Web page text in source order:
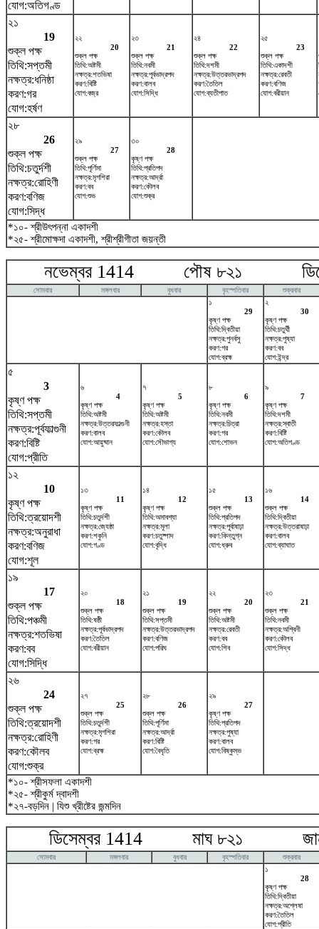
যোগ:অতিগণ্ড
২১
19
শুক্ল পক্ষ
তিথি:সপ্তমী
নক্ষত্র:ধনিষ্ঠা
করণ:গর
যোগ:হর্ষণ
২২
20
শুক্ল পক্ষ
তিথি:অষ্টমী
নক্ষত্র:শতভিষ‌া
করণ:বিষ্টি
যোগ:বজ্র
২৩
21
শুক্ল পক্ষ
তিথি:নবমী
নক্ষত্র:পূর্বভাদ্রপদ
করণ:বালব
যোগ:সিদ্ধি
২৪
22
শুক্ল পক্ষ
তিথি:দশমী
নক্ষত্র:উত্তরভাদ্রপদ
করণ:তৈতিল
যোগ:ব্যতীপাত
২৫
23
শুক্ল পক্ষ
তিথি:একাদশী
নক্ষত্র:রেবতী
করণ:বণিজ
যোগ:বরীয়ান
২৮
26
শুক্ল পক্ষ
তিথি:চতুর্দশী
নক্ষত্র:রোহিণী
করণ:বণিজ
যোগ:সিদ্ধ
২৯
27
শুক্ল পক্ষ
তিথি:পূর্ণিমা
নক্ষত্র:মৃগশিরা
করণ:বব
যোগ:শুভ
৩০
28
কৃষ্ণ পক্ষ
তিথি:প্রতিপদ
নক্ষত্র:আর্দ্রা
করণ:কৌলব
যোগ:শুক্র
*১০- শ্রীউৎপন্না একাদশী
*২৫- শ্রীমোক্ষদা একাদশী, শ্রীশ্রীগীতা জয়ন্তী
নভেম্বর 1414 পৌষ ৮২১
সোমবার মঙ্গলবার বুধবার বৃহস্পতিবার
শুক্রবার
১
29
কৃষ্ণ পক্ষ
তিথি:দ্বিতীয়া
নক্ষত্র:পুনর্বসু
করণ:গর
যোগ:ব্রহ্ম
২
30
কৃষ্ণ পক্ষ
তিথি:চতুর্থী
নক্ষত্র:পুষ্যা
করণ:বব
যোগ:ইন্দ্র
৫
3
কৃষ্ণ পক্ষ
তিথি:সপ্তমী
নক্ষত্র:পূর্বফাল্গুনী
করণ:বিষ্টি
যোগ:প্রীতি
৬
4
কৃষ্ণ পক্ষ
তিথি:অষ্টমী
নক্ষত্র:উত্তরফাল্গুনী
করণ:বালব
যোগ:আয়ুষ্মান
৭
5
কৃষ্ণ পক্ষ
তিথি:অষ্টমী
নক্ষত্র:হস্তা
করণ:কৌলব
যোগ:সৌভাগ্য
৮
6
কৃষ্ণ পক্ষ
তিথি:নবমী
নক্ষত্র:চিত্রা
করণ:গর
যোগ:শোভন
৯
7
কৃষ্ণ পক্ষ
তিথি:দশমী
নক্ষত্র:স্বাতী
করণ:বিষ্টি
যোগ:অতিগণ্ড
১২
10
কৃষ্ণ পক্ষ
তিথি:ত্রয়োদশী
নক্ষত্র:অনুরাধা
করণ:বণিজ
যোগ:শূল
১৩
11
কৃষ্ণ পক্ষ
তিথি:চতুর্দশী
নক্ষত্র:জ্যেষ্ঠা
করণ:শকুনি
যোগ:গণ্ড
১৪
12
কৃষ্ণ পক্ষ
তিথি:অমাবশ্যা
নক্ষত্র:মূলা
করণ:চতুষ্পাদ
যোগ:বৃদ্ধি
১৫
13
শুক্ল পক্ষ
তিথি:প্রতিপদ
নক্ষত্র:পূর্বাষাঢ়া
করণ:কিন্তুগ্ন
যোগ:ধ্রুব
১৬
14
শুক্ল পক্ষ
তিথি:দ্বিতীয়া
নক্ষত্র:উত্তরাষাঢ়া
করণ:বালব
যোগ:ব্যাঘাত
১৯
17
শুক্ল পক্ষ
তিথি:পঞ্চমী
নক্ষত্র:শতভিষ‌া
করণ:বব
যোগ:সিদ্ধি
২০
18
শুক্ল পক্ষ
তিথি:ষষ্ঠী
নক্ষত্র:পূর্বভাদ্রপদ
করণ:তৈতিল
যোগ:বরীয়ান
২১
19
শুক্ল পক্ষ
তিথি:সপ্তমী
নক্ষত্র:উত্তরভাদ্রপদ
করণ:বণিজ
যোগ:পরিঘ
২২
20
শুক্ল পক্ষ
তিথি:অষ্টমী
নক্ষত্র:রেবতী
করণ:বব
যোগ:শিব
২৩
21
শুক্ল পক্ষ
তিথি:নবমী
নক্ষত্র:অশ্বিনী
করণ:কৌলব
যোগ:সিদ্ধ
২৬
24
শুক্ল পক্ষ
তিথি:ত্রয়োদশী
নক্ষত্র:রোহিণী
করণ:কৌলব
যোগ:শুক্র
২৭
25
শুক্ল পক্ষ
তিথি:চতুর্দশী
নক্ষত্র:মৃগশিরা
করণ:গর
যোগ:ব্রহ্ম
২৮
26
শুক্ল পক্ষ
তিথি:পূর্ণিমা
নক্ষত্র:আর্দ্রা
করণ:বিষ্টি
যোগ:বৈধৃতি
২৯
27
কৃষ্ণ পক্ষ
তিথি:প্রতিপদ
নক্ষত্র:পুষ্যা
করণ:বালব
যোগ:বিষ্কুম্ভ
*১০- শ্রীসফলা একাদশী
*২৫- শ্রীকুর্ম দ্বাদশী
*২৭-বড়দিন | যিশু খ্রীষ্টের জন্মদিন
ডিসেম্বর 1414 মাঘ ৮২১
সোমবার মঙ্গলবার বুধবার বৃহস্পতিবার
শুক্রবার
১
28
কৃষ্ণ পক্ষ
তিথি:দ্বিতীয়া
নক্ষত্র:অশ্লেষা
করণ:তৈতিল
যোগ:প্রীতি